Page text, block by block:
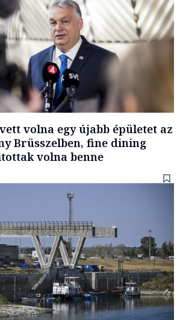
volna egy újabb épületet az
Brüsszelben, fine dining
volna benne